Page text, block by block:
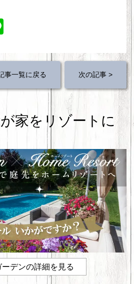
e
事一覧に戻る 次の記事 >
家をリゾートに
ーデンの詳細を見る